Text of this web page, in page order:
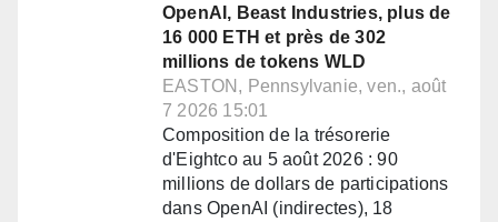
OpenAI, Beast Industries, plus de
16 000 ETH et près de 302
millions de tokens WLD
EASTON, Pennsylvanie, ven., août
7 2026 15:01
Composition de la trésorerie
d'Eightco au 5 août 2026 : 90
millions de dollars de participations
dans OpenAI (indirectes), 18